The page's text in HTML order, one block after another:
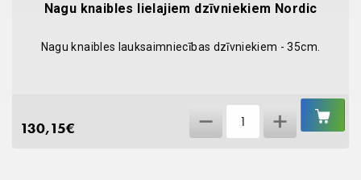
Nagu knaibles lielajiem dzīvniekiem Nordic
Nagu knaibles lauksaimniecības dzīvniekiem - 35cm.
130,15€
knaibles